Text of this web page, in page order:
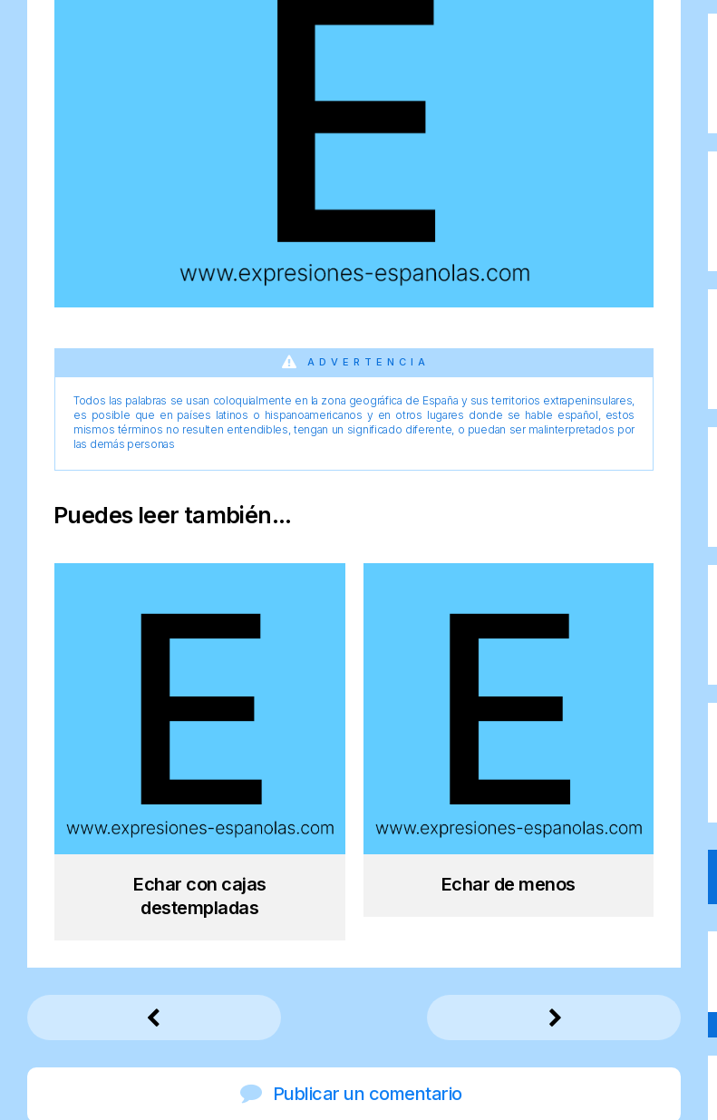
ADVERTENCIA
Todos las palabras se usan coloquialmente en la zona geográfica de España y sus territorios extrapeninsulares,
es posible que en países latinos o hispanoamericanos y en otros lugares donde se hable español, estos
mismos términos no resulten entendibles, tengan un significado diferente, o puedan ser malinterpretados por
las demás personas
Puedes leer también...
Echar con cajas
destempladas
Echar de menos
Publicar un comentario